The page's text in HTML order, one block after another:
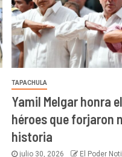
TAPACHULA
Yamil Melgar honra
héroes que forjaron
historia
julio 30, 2026 El Poder